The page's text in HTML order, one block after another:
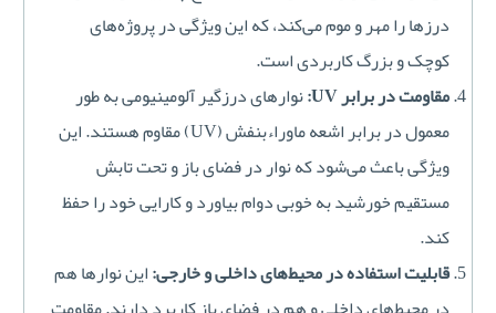
درزها را مهر و موم می‌کند، که این ویژگی در پروژه‌های
کوچک و بزرگ کاربردی است.
مقاومت در برابر UV:
نوارهای درزگیر آلومینیومی به طور
معمول در برابر اشعه ماوراءبنفش (UV) مقاوم هستند. این
ویژگی باعث می‌شود که نوار در فضای باز و تحت تابش
مستقیم خورشید به خوبی دوام بیاورد و کارایی خود را حفظ
کند.
قابلیت استفاده در محیط‌های داخلی و خارجی:این نوارها هم